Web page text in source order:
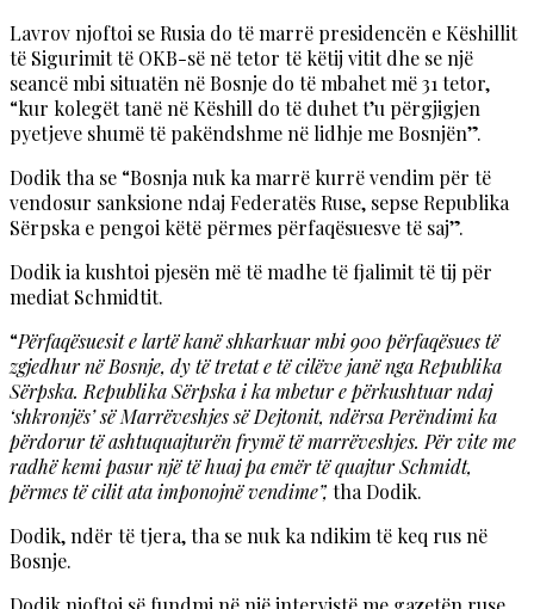
Lavrov njoftoi se Rusia do të marrë presidencën e Këshillit
të Sigurimit të OKB-së në tetor të këtij vitit dhe se një
seancë mbi situatën në Bosnje do të mbahet më 31 tetor,
“kur kolegët tanë në Këshill do të duhet t’u përgjigjen
pyetjeve shumë të pakëndshme në lidhje me Bosnjën”.
Dodik tha se “Bosnja nuk ka marrë kurrë vendim për të
vendosur sanksione ndaj Federatës Ruse, sepse Republika
Sërpska e pengoi këtë përmes përfaqësuesve të saj”.
Dodik ia kushtoi pjesën më të madhe të fjalimit të tij për
mediat Schmidtit.
“Përfaqësuesit e lartë kanë shkarkuar mbi 900 përfaqësues të
zgjedhur në Bosnje, dy të tretat e të cilëve janë nga Republika
Sërpska. Republika Sërpska i ka mbetur e përkushtuar ndaj
‘shkronjës’ së Marrëveshjes së Dejtonit, ndërsa Perëndimi ka
përdorur të ashtuquajturën frymë të marrëveshjes. Për vite me
radhë kemi pasur një të huaj pa emër të quajtur Schmidt,
përmes të cilit ata imponojnë vendime”, tha Dodik.
Dodik, ndër të tjera, tha se nuk ka ndikim të keq rus në
Bosnje.